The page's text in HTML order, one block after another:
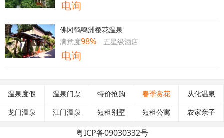
电询
佛冈鹤鸣洲樱花温泉
满意度98% 五星级酒店
电询
温泉度假 温泉门票 特价抢购 春季赏花 从化温泉
龙门温泉 江门温泉 短租别墅 短租公寓 农家亲子
粤ICP备09030332号